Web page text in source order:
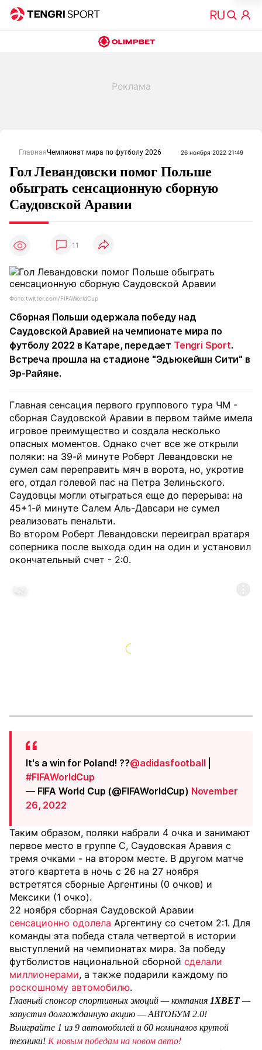
ГлавнаяЧемпионат мира по футболу 2026 26 ноября 2022 21:49
Гол Левандовски помог Польше
обыграть сенсационную сборную
Саудовской Аравии
11
Фото:twitter.com/FIFAWorldCup
Сборная Польши одержала победу над
Саудовской Аравией на чемпионате мира по
футболу 2022 в Катаре, передает Tengri Sport.
Встреча прошла на стадионе "Эдьюкейшн Сити" в
Эр-Райяне.
Главная сенсация первого группового тура ЧМ -
сборная Саудовской Аравии в первом тайме имела
игровое преимущество и создала несколько
опасных моментов. Однако счет все же открыли
поляки: на 39-й минуте Роберт Левандовски не
сумел сам переправить мяч в ворота, но, укротив
его, отдал голевой пас на Петра Зелиньского.
Саудовцы могли отыграться еще до перерыва: на
45+1-й минуте Салем Аль-Давсари не сумел
реализовать пенальти.
Во втором Роберт Левандовски переиграл вратаря
соперника после выхода один на один и установил
окончательный счет - 2:0.
It's a win for Poland! ??@adidasfootball
#FIFAWorldCup
— FIFA World Cup (@FIFAWorldCup) November
26, 2022
Таким образом, поляки набрали 4 очка и занимают
первое место в группе С, Саудовская Аравия с
тремя очками - на втором месте. В другом матче
этого квартета в ночь с 26 на 27 ноября
встретятся сборные Аргентины (0 очков) и
Мексики (1 очко).
22 ноября сборная Саудовской Аравии
сенсационно одолела Аргентину со счетом 2:1. Для
команды эта победа стала четвертой в истории
выступлений на чемпионатах мира. За победу
футболистов национальной сборной сделали
миллионерами, а также подарили каждому по
роскошному автомобилю.
Главный спонсор спортивных эмоций — компания 1XBET —
запустил долгожданную акцию — АВТОБУМ 2.0!
Выиграйте 1 из 9 автомобилей и 60 номиналов крутой
техники! К новым победам на новом авто!